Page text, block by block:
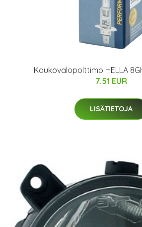
Kaukovalopolttimo HELLA
7.51 EUR
LISÄTIETOJA